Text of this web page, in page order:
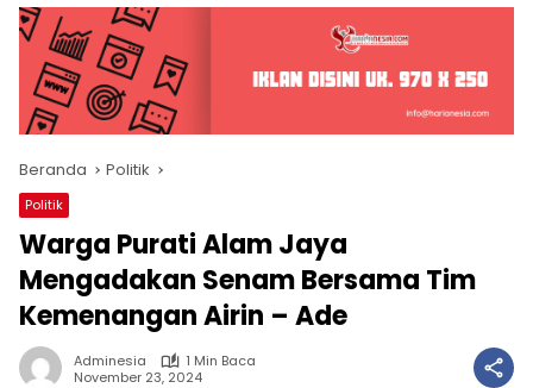
Beranda Politik
Politik
Warga Purati Alam Jaya
Mengadakan Senam Bersama Tim
Kemenangan Airin – Ade
Adminesia
1 Min Baca
November 23, 2024